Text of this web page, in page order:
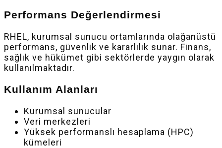
Performans Değerlendirmesi
RHEL, kurumsal sunucu ortamlarında olağanüstü
performans, güvenlik ve kararlılık sunar. Finans,
sağlık ve hükümet gibi sektörlerde yaygın olarak
kullanılmaktadır.
Kullanım Alanları
Kurumsal sunucular
Veri merkezleri
Yüksek performanslı hesaplama (HPC)
kümeleri